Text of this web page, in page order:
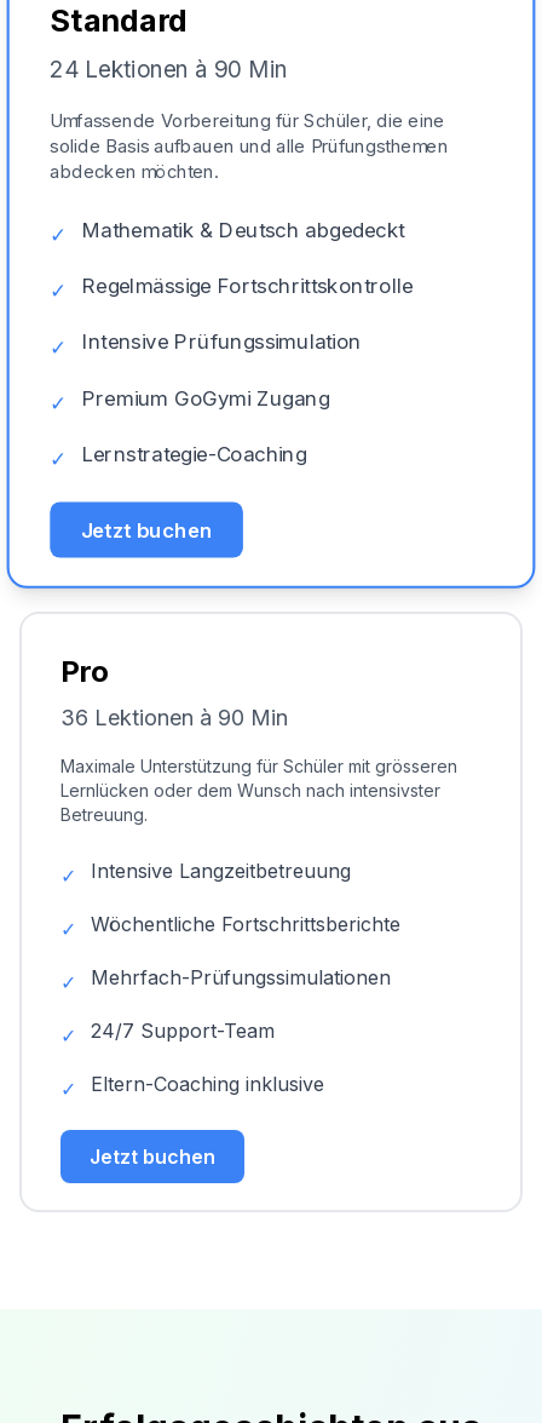
Standard
24 Lektionen à 90 Min
Umfassende Vorbereitung für Schüler, die eine
solide Basis aufbauen und alle Prüfungsthemen
abdecken möchten.
✓ Mathematik & Deutsch abgedeckt
✓ Regelmässige Fortschrittskontrolle
✓ Intensive Prüfungssimulation
✓ Premium GoGymi Zugang
✓ Lernstrategie-Coaching
Jetzt buchen
Pro
36 Lektionen à 90 Min
Maximale Unterstützung für Schüler mit grösseren
Lernlücken oder dem Wunsch nach intensivster
Betreuung.
✓ Intensive Langzeitbetreuung
✓ Wöchentliche Fortschrittsberichte
✓ Mehrfach-Prüfungssimulationen
✓ 24/7 Support-Team
✓ Eltern-Coaching inklusive
Jetzt buchen